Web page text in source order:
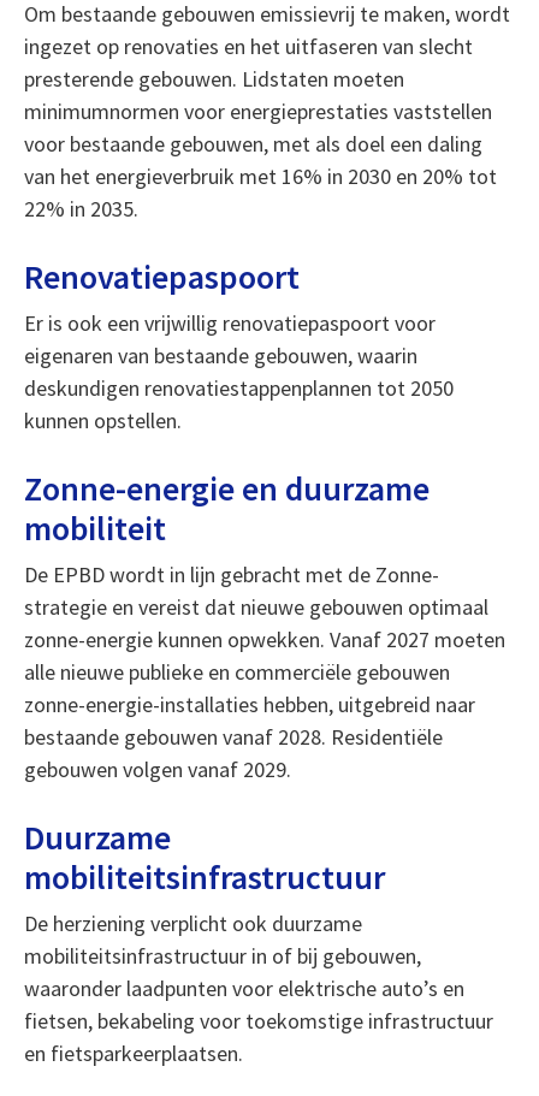
Om bestaande gebouwen emissievrij te maken, wordt
ingezet op renovaties en het uitfaseren van slecht
presterende gebouwen. Lidstaten moeten
minimumnormen voor energieprestaties vaststellen
voor bestaande gebouwen, met als doel een daling
van het energieverbruik met 16% in 2030 en 20% tot
22% in 2035.
Renovatiepaspoort
Er is ook een vrijwillig renovatiepaspoort voor
eigenaren van bestaande gebouwen, waarin
deskundigen renovatiestappenplannen tot 2050
kunnen opstellen.
Zonne-energie en duurzame
mobiliteit
De EPBD wordt in lijn gebracht met de Zonne-
strategie en vereist dat nieuwe gebouwen optimaal
zonne-energie kunnen opwekken. Vanaf 2027 moeten
alle nieuwe publieke en commerciële gebouwen
zonne-energie-installaties hebben, uitgebreid naar
bestaande gebouwen vanaf 2028. Residentiële
gebouwen volgen vanaf 2029.
Duurzame
mobiliteitsinfrastructuur
De herziening verplicht ook duurzame
mobiliteitsinfrastructuur in of bij gebouwen,
waaronder laadpunten voor elektrische auto’s en
fietsen, bekabeling voor toekomstige infrastructuur
en fietsparkeerplaatsen.